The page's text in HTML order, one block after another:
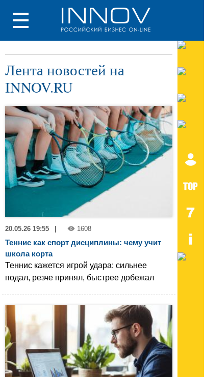
Лента новостей на
INNOV.RU
20.05.26 19:55 1608
Теннис как спорт дисциплины: чему учит
школа корта
Теннис кажется игрой удара: сильнее
подал, резче принял, быстрее добежал